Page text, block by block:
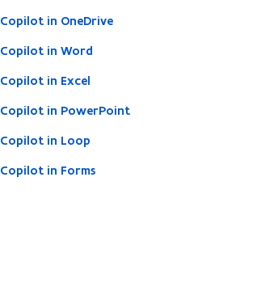
Copilot in OneDrive
Copilot in Word
Copilot in Excel
Copilot in PowerPoint
Copilot in Loop
Copilot in Forms